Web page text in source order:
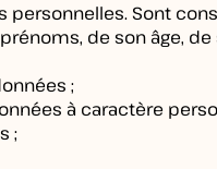
personnelles. Sont
de son âge,
;
à caractère
;